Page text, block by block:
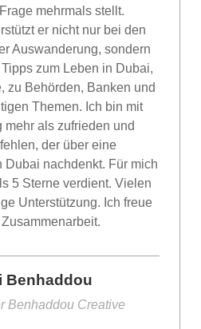
mehrmals stellt.
er nicht nur bei den
Auswanderung, sondern
zum Leben in Dubai,
zu Behörden, Banken und
Themen. Ich bin mit
mehr als zufrieden und
der über eine
nachdenkt. Für mich
5 Sterne verdient. Vielen
Unterstützung. Ich freue
Benhaddou
Benhaddou Creative